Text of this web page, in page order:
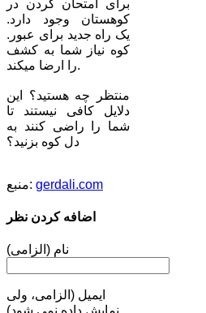
برای امتحان کردن در
کوهستان وجود دارد.
یک راه جدید برای عبور.
کوه نیاز شما به کشف
را ارضا میکند.
منتظر چه هستید؟ این
دلایل کافی نیستند تا
شما را راضی کنند به
دل کوه بزنید؟
منبع: gerdali.com
اضافه کردن نظر
نام (الزامی)
ایمیل (الزامی، ولی